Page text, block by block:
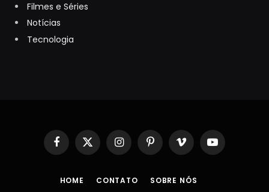
Filmes e Séries
Notícias
Tecnologia
Facebook
X
(Twitter)
InstagramPinterestVimeo YouTube
HOME CONTATO SOBRE NÓS